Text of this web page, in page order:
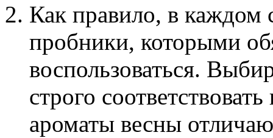
Как правило, в каждом
пробники, которыми
воспользоваться.
строго
ароматы весны